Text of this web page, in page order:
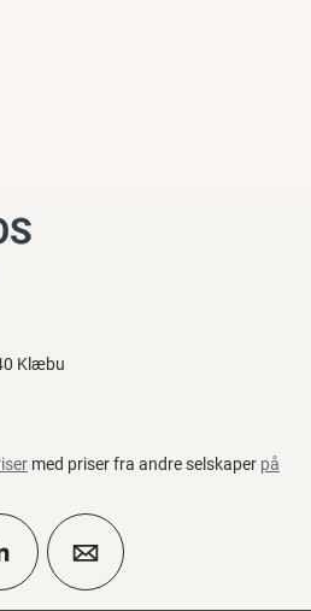
Klæbu
med priser fra andre selskaper på